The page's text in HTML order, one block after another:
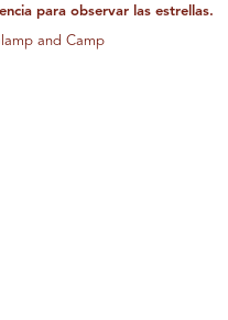
para observar las estrellas.
and Camp